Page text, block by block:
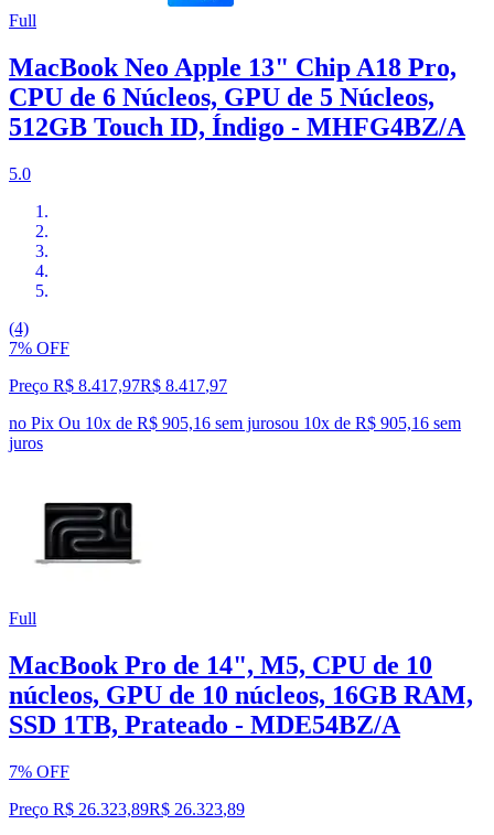
Full
MacBook Neo Apple 13" Chip A18 Pro,
CPU de 6 Núcleos, GPU de 5 Núcleos,
512GB Touch ID, Índigo - MHFG4BZ/A
5.0
(4)
7% OFF
Preço R$ 8.417,97R$ 8.417,97
no Pix Ou 10x de R$ 905,16 sem jurosou 10x de R$ 905,16 sem
juros
Full
MacBook Pro de 14", M5, CPU de 10
núcleos, GPU de 10 núcleos, 16GB RAM,
SSD 1TB, Prateado - MDE54BZ/A
7% OFF
Preço R$ 26.323,89R$ 26.323,89